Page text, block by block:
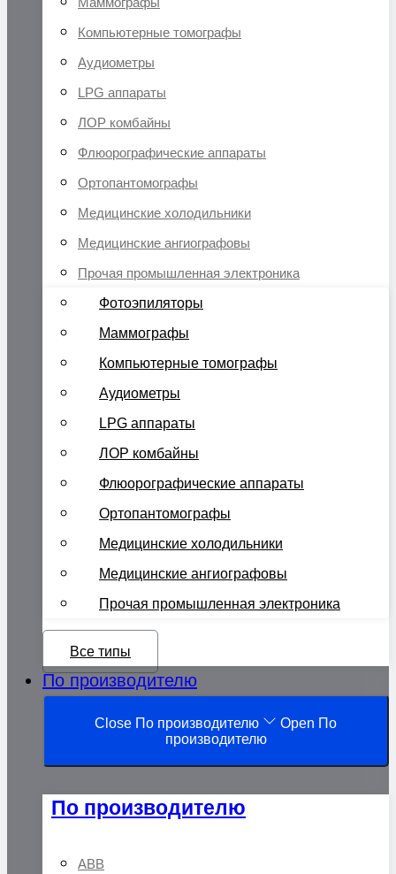
Компьютерные томографы
Аудиометры
LPG аппараты
ЛОР комбайны
Флюорографические аппараты
Ортопантомографы
Медицинские холодильники
Медицинские ангиографовы
Прочая промышленная электроника
Фотоэпиляторы
Маммографы
Компьютерные томографы
Аудиометры
LPG аппараты
ЛОР комбайны
Флюорографические аппараты
Ортопантомографы
Медицинские холодильники
Медицинские ангиографовы
Прочая промышленная электроника
Все типы
По производителю
Close По производителю
Open По
производителю
По производителю
ABB